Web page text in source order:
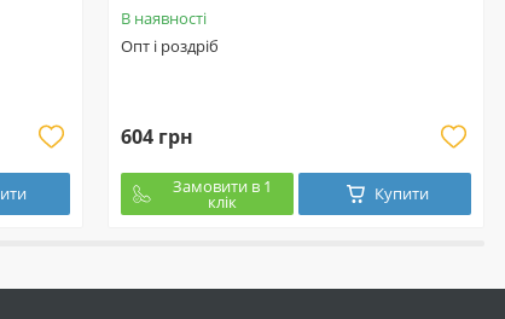
В наявності
Опт і роздріб
604 грн
Замовити в 1
клік Купити